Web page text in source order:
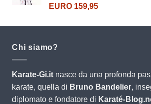
Valutato
EURO159,95
Chi siamo?
Karate-Gi.itnasce da una profonda
karate, quella di Bruno Bandelier,
diplomato e fondatore di Karaté-